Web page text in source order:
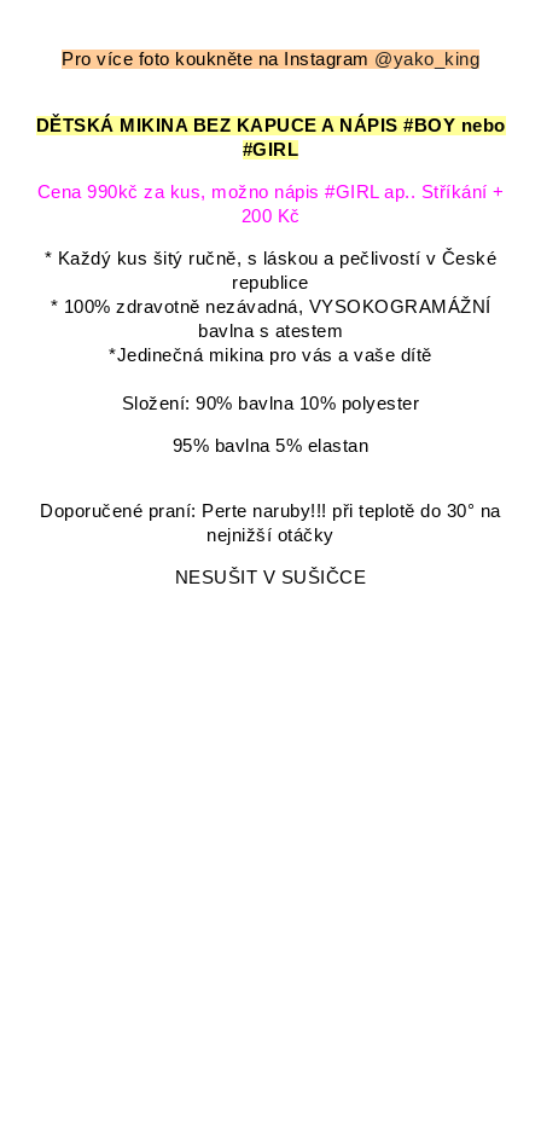
Pro více foto koukněte na Instagram @yako_king
DĚTSKÁ MIKINA BEZ KAPUCE A NÁPIS #BOY nebo
#GIRL
Cena 990kč za kus, možno nápis #GIRL ap.. Stříkání +
200 Kč
* Každý kus šitý ručně, s láskou a pečlivostí v České
republice
* 100% zdravotně nezávadná, VYSOKOGRAMÁŽNÍ
bavlna s atestem
*Jedinečná mikina pro vás a vaše dítě
Složení: 90% bavlna 10% polyester
95% bavlna 5% elastan
Doporučené praní: Perte naruby!!! při teplotě do 30° na
nejnižší otáčky
NESUŠIT V SUŠIČCE